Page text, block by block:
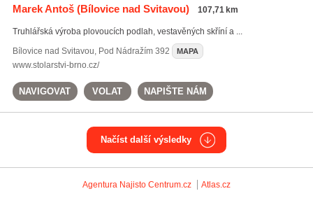
Marek Antoš(Bílovice nad Svitavou) 107,71 km
Truhlářská výroba plovoucích podlah, vestavěných skříní a ...
Bílovice nad Svitavou, Pod Nádražím 392 MAPA
www.stolarstvi-brno.cz/
NAVIGOVAT VOLAT NAPIŠTE NÁM
Načíst další výsledky
Agentura Najisto Centrum.cz Atlas.cz